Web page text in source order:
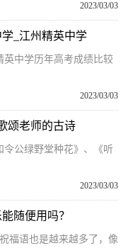
2023/03/03
_江州精英中学
英中学历年高考成绩比较
2023/03/03
颂老师的古诗
令公绿野堂种花》、《听
2023/03/03
随便用吗？
福语也是越来越多了，像